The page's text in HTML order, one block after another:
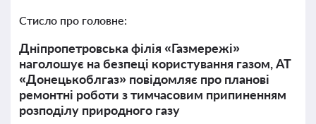
Стисло про головне:
Дніпропетровська філія «Газмережі»
наголошує на безпеці користування газом, АТ
«Донецькоблгаз» повідомляє про планові
ремонтні роботи з тимчасовим припиненням
розподілу природного газу